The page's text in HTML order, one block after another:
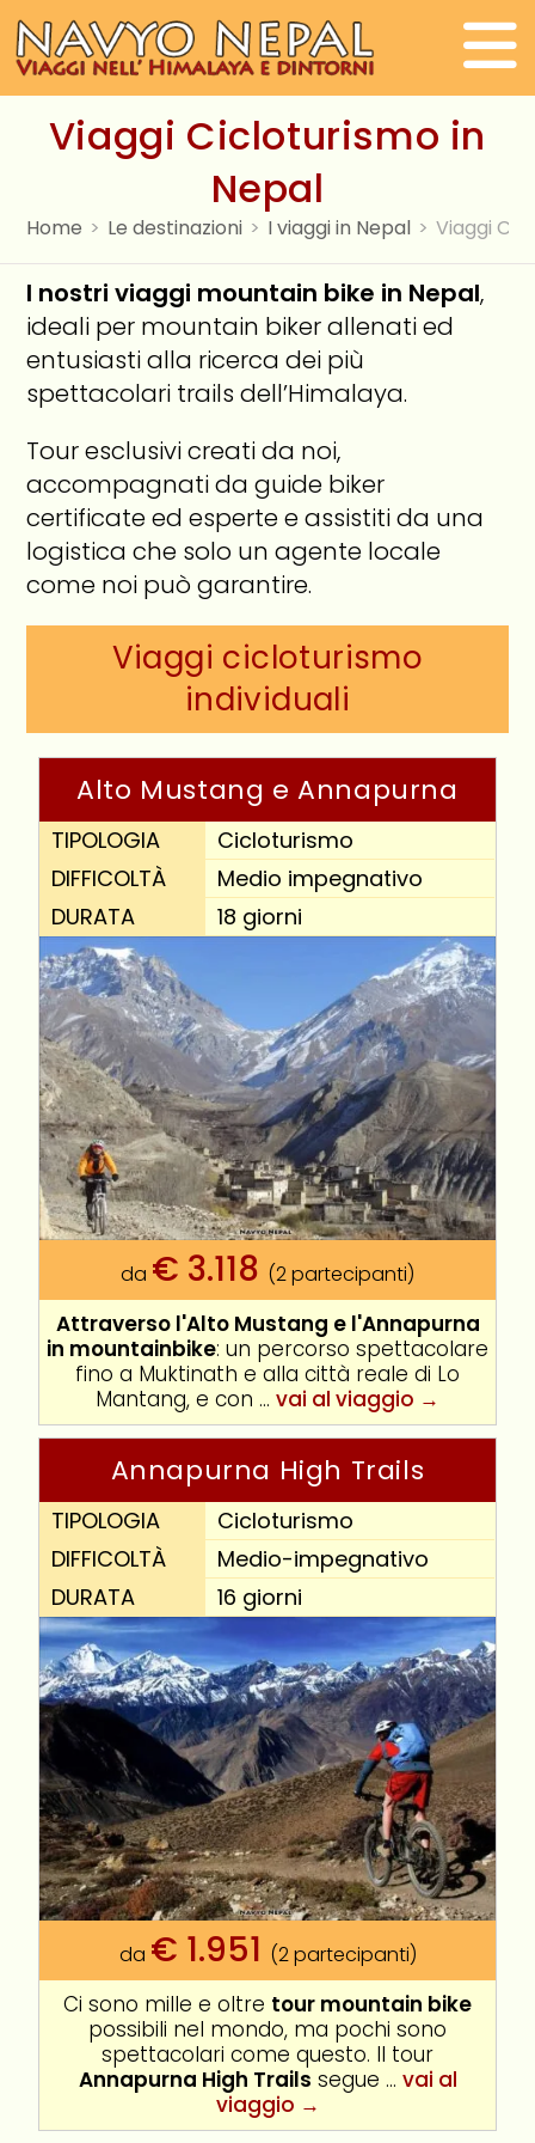
contenuto
Viaggi Cicloturismo in
Nepal
Home > Le destinazioni > I viaggi in Nepal > Viaggi
I nostri viaggi mountain bike in Nepal,
ideali per mountain biker allenati ed
entusiasti alla ricerca dei più
spettacolari trails dell’Himalaya.
Tour esclusivi creati da noi,
accompagnati da guide biker
certificate ed esperte e assistiti da una
logistica che solo un agente locale
come noi può garantire.
Viaggi cicloturismo
individuali
Alto Mustang e Annapurna
TIPOLOGIA
Cicloturismo
DIFFICOLTÀ
Medio impegnativo
DURATA
18 giorni
da € 3.118 (2 partecipanti)
Attraverso l'Alto Mustang e l'Annapurna
in mountainbike: un percorso spettacolare
fino a Muktinath e alla città reale di Lo
Mantang, e con ... vai al viaggio →
Annapurna High Trails
TIPOLOGIA
Cicloturismo
DIFFICOLTÀ
Medio-impegnativo
DURATA
16 giorni
da € 1.951 (2 partecipanti)
Ci sono mille e oltre tour mountain bike
possibili nel mondo, ma pochi sono
spettacolari come questo. Il tour
Annapurna High Trails segue ... vai al
viaggio →